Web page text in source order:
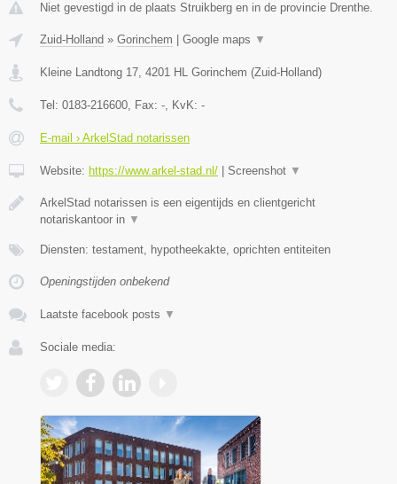
Niet gevestigd in de plaats Struikberg en in de provincie Drenthe.
Zuid-Holland » Gorinchem | Google maps ▼
Kleine Landtong 17 4201 HL Gorinchem (Zuid-Holland)
Tel: 0183-216600 , Fax: - , KvK: -
E-mail › ArkelStad notarissen
Website: https://www.arkel-stad.nl/ | Screenshot ▼
ArkelStad notarissen is een eigentijds en clientgericht
notariskantoor in ▼
Diensten: testament, hypotheekakte, oprichten entiteiten
Openingstijden onbekend
Laatste facebook posts ▼
Sociale media: